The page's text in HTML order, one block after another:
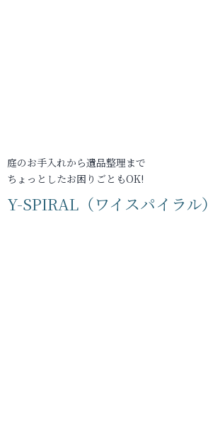
庭のお手入れから遺品整理まで
ちょっとしたお困りごともOK!
Y-SPIRAL（ワイスパイラル）